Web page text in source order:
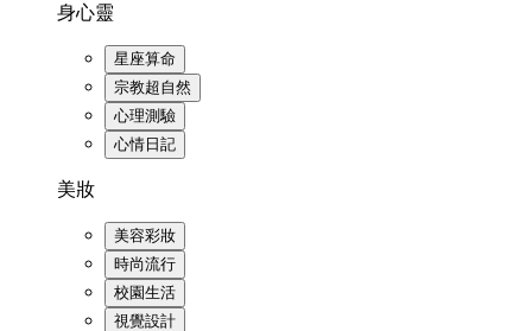
身心靈
星座算命
宗教超自然
心理測驗
心情日記
美妝
美容彩妝
時尚流行
校園生活
視覺設計